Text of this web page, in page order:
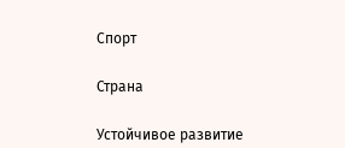
Спорт
Страна
Устойчивое развитие